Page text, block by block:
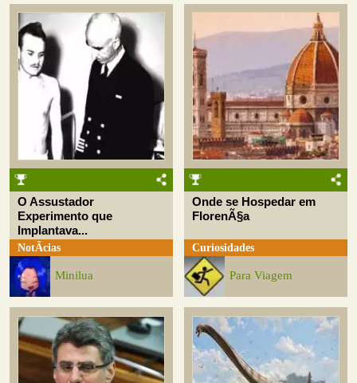
O Assustador
Experimento que
Implantava...
NotÃ­cias
Minilua
Onde se Hospedar em
FlorenÃ§a
Curiosidades
Para Viagem